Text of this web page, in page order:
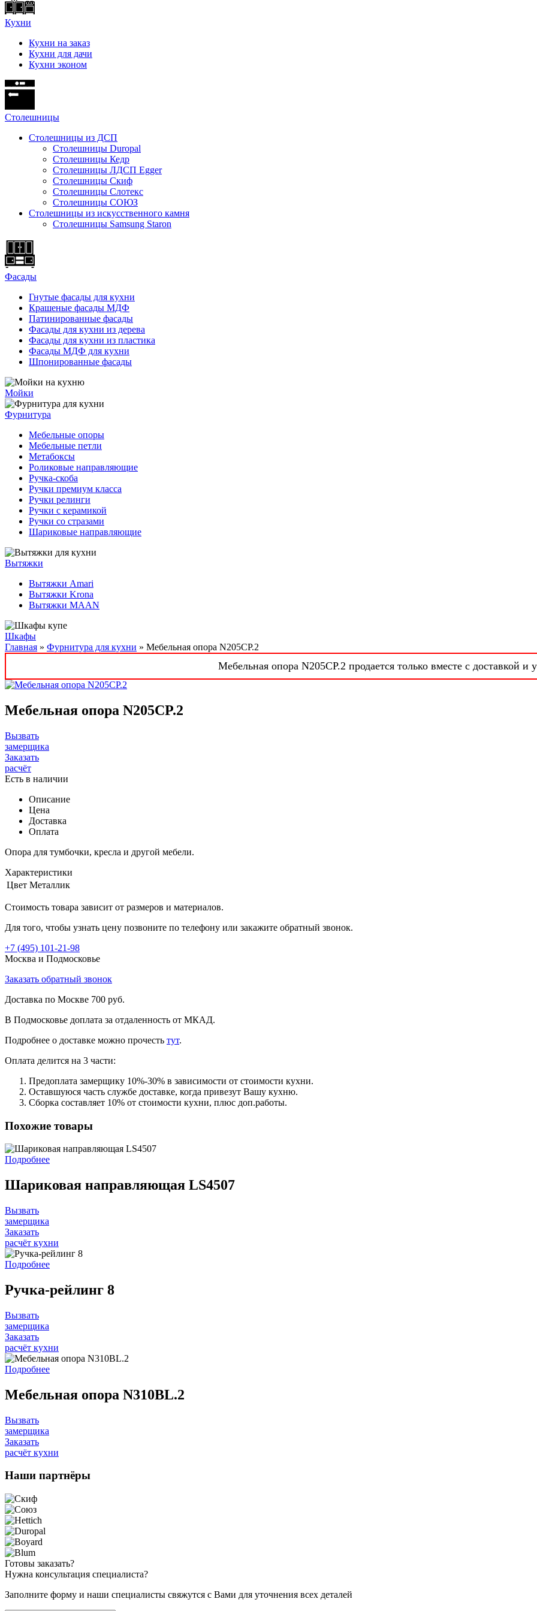
Кухни
Кухни на заказ
Кухни для дачи
Кухни эконом
Cтолешницы
Столешницы из ДСП
Столешницы Duropal
Столешницы Кедр
Столешницы ЛДСП Egger
Столешницы Скиф
Столешницы Слотекс
Столешницы СОЮЗ
Столешницы из искусственного камня
Столешницы Samsung Staron
Фасады
Гнутые фасады для кухни
Крашеные фасады МДФ
Патинированные фасады
Фасады для кухни из дерева
Фасады для кухни из пластика
Фасады МДФ для кухни
Шпонированные фасады
Мойки
Фурнитура
Мебельные опоры
Мебельные петли
Метабоксы
Роликовые направляющие
Ручка-скоба
Ручки премиум класса
Ручки релинги
Ручки с керамикой
Ручки со стразами
Шариковые направляющие
Вытяжки
Вытяжки Amari
Вытяжки Krona
Вытяжки MAAN
Шкафы
Главная » Фурнитура для кухни » Мебельная опора N205CP.2
Мебельная опора N205CP.2 продается только вместе с доставкой и
Мебельная опора N205CP.2
Вызвать
замерщика
Заказать
расчёт
Есть в наличии
Описание
Цена
Доставка
Оплата
Опора для тумбочки, кресла и другой мебели.
Характеристики
Цвет Металлик
Стоимость товара зависит от размеров и материалов.
Для того, чтобы узнать цену позвоните по телефону или закажите обратный звонок.
+7 (495) 101-21-98
Москва и Подмосковье
Заказать обратный звонок
Доставка по Москве 700 руб.
В Подмосковье доплата за отдаленность от МКАД.
Подробнее о доставке можно прочеcть тут.
Оплата делится на 3 части:
Предоплата замерщику 10%-30% в зависимости от стоимости кухни.
Оставшуюся часть службе доставке, когда привезут Вашу кухню.
Сборка составляет 10% от стоимости кухни, плюс доп.работы.
Похожие товары
Подробнее
Шариковая направляющая LS4507
Вызвать
замерщика
Заказать
расчёт кухни
Подробнее
Ручка-рейлинг 8
Вызвать
замерщика
Заказать
расчёт кухни
Подробнее
Мебельная опора N310BL.2
Вызвать
замерщика
Заказать
расчёт кухни
Наши партнёры
Готовы заказать?
Нужна консультация специалиста?
Заполните форму и наши специалисты свяжутся с Вами для уточнения всех деталей